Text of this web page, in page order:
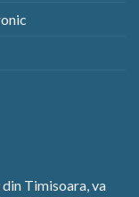
Timisoara, va